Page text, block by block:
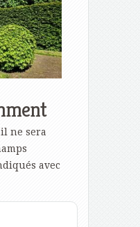
ne sera
avec